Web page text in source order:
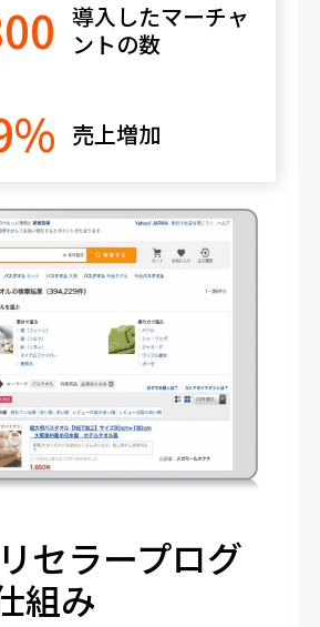
導入したマーチャ
ントの数
売上増加
セラープログ
組み